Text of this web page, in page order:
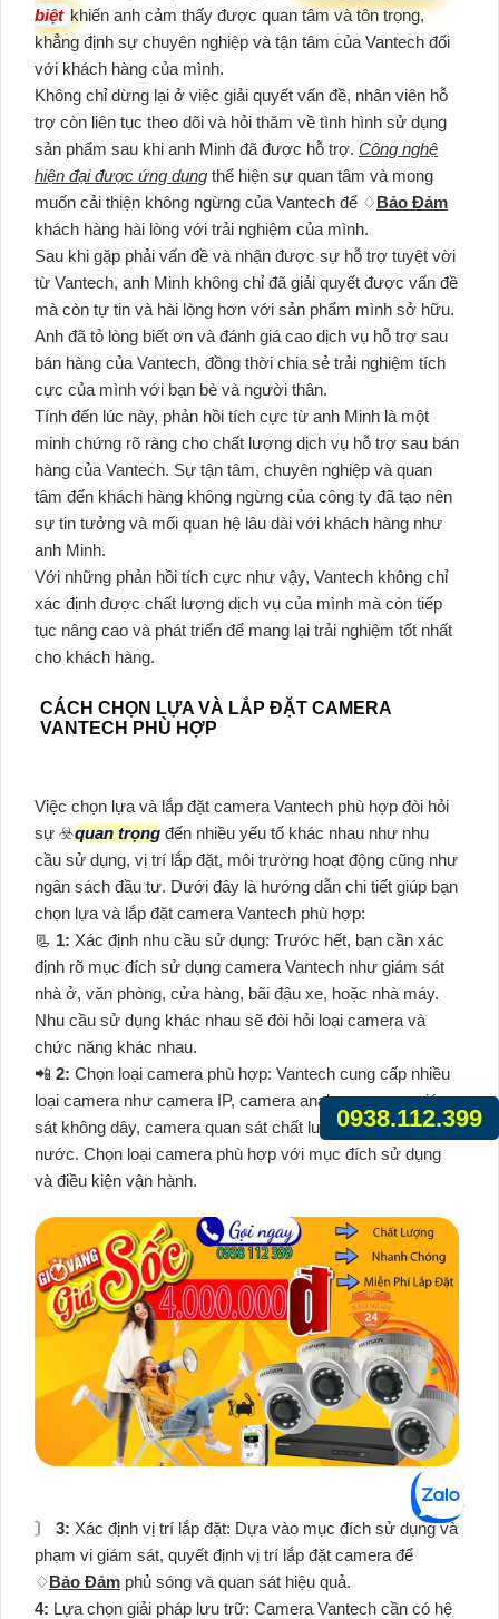
biệt khiến anh cảm thấy được quan tâm và tôn trọng,
khẳng định sự chuyên nghiệp và tận tâm của Vantech đối
với khách hàng của mình.
Không chỉ dừng lại ở việc giải quyết vấn đề, nhân viên hỗ
trợ còn liên tục theo dõi và hỏi thăm về tình hình sử dụng
sản phẩm sau khi anh Minh đã được hỗ trợ. Công nghệ
hiện đại được ứng dụng thể hiện sự quan tâm và mong
muốn cải thiện không ngừng của Vantech để ♢ Bảo Đảm
khách hàng hài lòng với trải nghiệm của mình.
Sau khi gặp phải vấn đề và nhận được sự hỗ trợ tuyệt vời
từ Vantech, anh Minh không chỉ đã giải quyết được vấn đề
mà còn tự tin và hài lòng hơn với sản phẩm mình sở hữu.
Anh đã tỏ lòng biết ơn và đánh giá cao dịch vụ hỗ trợ sau
bán hàng của Vantech, đồng thời chia sẻ trải nghiệm tích
cực của mình với bạn bè và người thân.
Tính đến lúc này, phản hồi tích cực từ anh Minh là một
minh chứng rõ ràng cho chất lượng dịch vụ hỗ trợ sau bán
hàng của Vantech. Sự tận tâm, chuyên nghiệp và quan
tâm đến khách hàng không ngừng của công ty đã tạo nên
sự tin tưởng và mối quan hệ lâu dài với khách hàng như
anh Minh.
Với những phản hồi tích cực như vậy, Vantech không chỉ
xác định được chất lượng dịch vụ của mình mà còn tiếp
tục nâng cao và phát triển để mang lại trải nghiệm tốt nhất
cho khách hàng.
CÁCH CHỌN LỰA VÀ LẮP ĐẶT CAMERA
VANTECH PHÙ HỢP
Việc chọn lựa và lắp đặt camera Vantech phù hợp đòi hỏi
sự ☣️quan trọng đến nhiều yếu tố khác nhau như nhu
cầu sử dụng, vị trí lắp đặt, môi trường hoạt động cũng như
ngân sách đầu tư. Dưới đây là hướng dẫn chi tiết giúp bạn
chọn lựa và lắp đặt camera Vantech phù hợp:
📃 1: Xác định nhu cầu sử dụng: Trước hết, bạn cần xác
định rõ mục đích sử dụng camera Vantech như giám sát
nhà ở, văn phòng, cửa hàng, bãi đậu xe, hoặc nhà máy.
Nhu cầu sử dụng khác nhau sẽ đòi hỏi loại camera và
chức năng khác nhau.
📲 2: Chọn loại camera phù hợp: Vantech cung cấp nhiều
loại camera như camera IP, camera analog, camera giám
sát không dây, camera quan sát chất lượng cao và chống
nước. Chọn loại camera phù hợp với mục đích sử dụng
và điều kiện vận hành.
〙 3: Xác định vị trí lắp đặt: Dựa vào mục đích sử dụng và
phạm vi giám sát, quyết định vị trí lắp đặt camera để
♢ Bảo Đảm phủ sóng và quan sát hiệu quả.
4: Lựa chọn giải pháp lưu trữ: Camera Vantech cần có hệ
0938.112.399